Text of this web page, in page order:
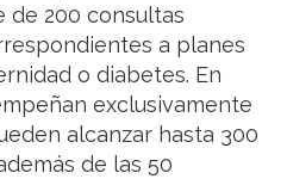
de 200 consultas
a planes
o diabetes. En
exclusivamente
alcanzar hasta 300
de las 50